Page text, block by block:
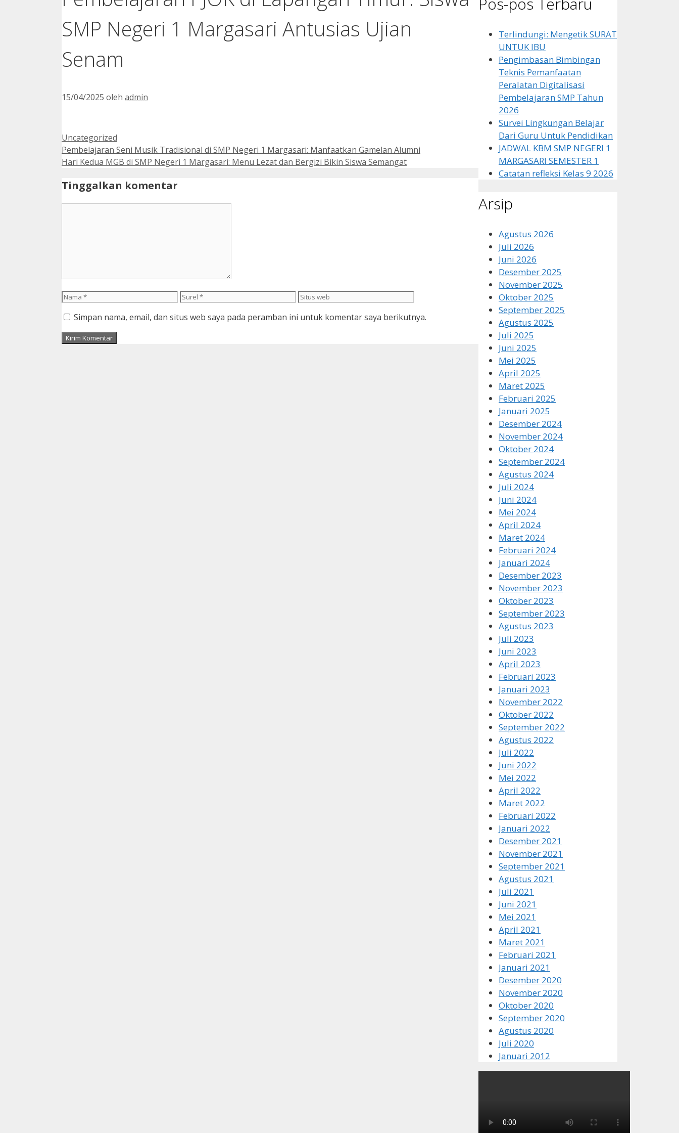
SMP Negeri 1 Margasari Antusias Ujian
Senam
15/04/2025 oleh admin
Kategori
Uncategorized
Pembelajaran Seni Musik Tradisional di SMP Negeri 1 Margasari: Manfaatkan Gamelan Alumni
Hari Kedua MGB di SMP Negeri 1 Margasari: Menu Lezat dan Bergizi Bikin Siswa Semangat
Tinggalkan komentar
Nama Surel
Situs
Simpan nama, email, dan situs web saya pada peramban ini untuk komentar saya berikutnya.
Terlindungi: Mengetik SURAT
UNTUK IBU
Pengimbasan Bimbingan
Teknis Pemanfaatan
Peralatan Digitalisasi
Pembelajaran SMP Tahun
2026
Survei Lingkungan Belajar
Dari Guru Untuk Pendidikan
JADWAL KBM SMP NEGERI 1
MARGASARI SEMESTER 1
Catatan refleksi Kelas 9 2026
Arsip
Agustus 2026
Juli 2026
Juni 2026
Desember 2025
November 2025
Oktober 2025
September 2025
Agustus 2025
Juli 2025
Juni 2025
Mei 2025
April 2025
Maret 2025
Februari 2025
Januari 2025
Desember 2024
November 2024
Oktober 2024
September 2024
Agustus 2024
Juli 2024
Juni 2024
Mei 2024
April 2024
Maret 2024
Februari 2024
Januari 2024
Desember 2023
November 2023
Oktober 2023
September 2023
Agustus 2023
Juli 2023
Juni 2023
April 2023
Februari 2023
Januari 2023
November 2022
Oktober 2022
September 2022
Agustus 2022
Juli 2022
Juni 2022
Mei 2022
April 2022
Maret 2022
Februari 2022
Januari 2022
Desember 2021
November 2021
September 2021
Agustus 2021
Juli 2021
Juni 2021
Mei 2021
April 2021
Maret 2021
Februari 2021
Januari 2021
Desember 2020
November 2020
Oktober 2020
September 2020
Agustus 2020
Juli 2020
Januari 2012